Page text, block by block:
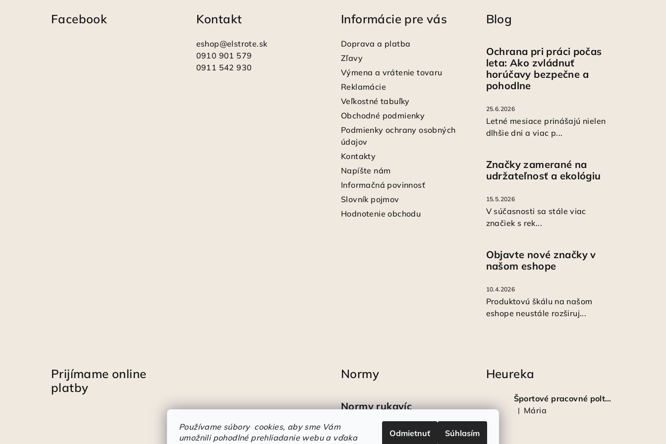
Používame súbory cookies, aby sme Vám
umožnili pohodlné prehliadanie webu a vďaka
Odmietnuť Súhlasím
Facebook Kontakt
eshop@elstrote.sk
0910 901 579
0911 542 930
Informácie pre vás
Doprava a platba
Zľavy
Výmena a vrátenie tovaru
Reklamácie
Veľkostné tabuľky
Obchodné podmienky
Podmienky ochrany osobných
údajov
Kontakty
Napíšte nám
Informačná povinnosť
Slovník pojmov
Hodnotenie obchodu
Blog
Ochrana pri práci počas
leta: Ako zvládnuť
horúčavy bezpečne a
pohodlne
25.6.2026
Letné mesiace prinášajú nielen
dlhšie dni a viac p...
Značky zamerané na
udržateľnosť a ekológiu
15.5.2026
V súčasnosti sa stále viac
značiek s rek...
Objavte nové značky v
našom eshope
10.4.2026
Produktovú škálu na našom
eshope neustále rozširuj...
Prijímame online
platby
Normy
Normy rukavíc
Ako sa vyznať v
Heureka
Športové pracovné poltopánky PRESTIGE CLASSIC biele
Hodnotenie produktu je 5 z 5 hviezdičiek.
| Mária